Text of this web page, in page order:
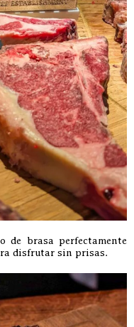
de brasa perfectamente
disfrutar sin prisas.